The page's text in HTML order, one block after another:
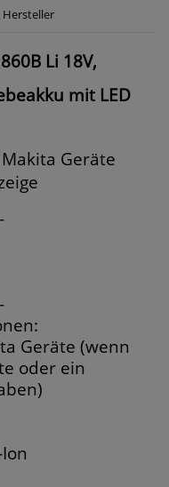
Hersteller
Li 18V,
mit LED
Geräte
Geräte (wenn
oder ein